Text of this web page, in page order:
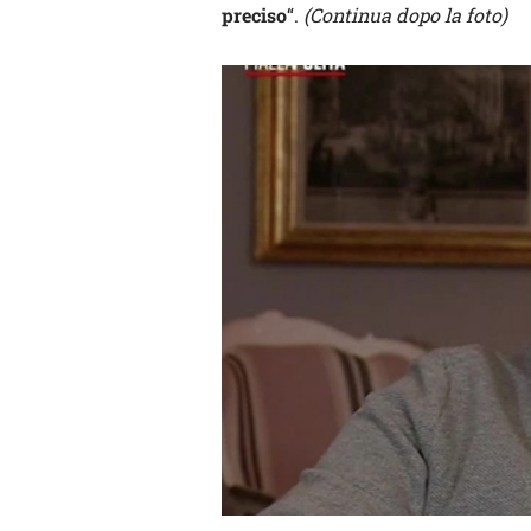
preciso“. (Continua dopo la foto)